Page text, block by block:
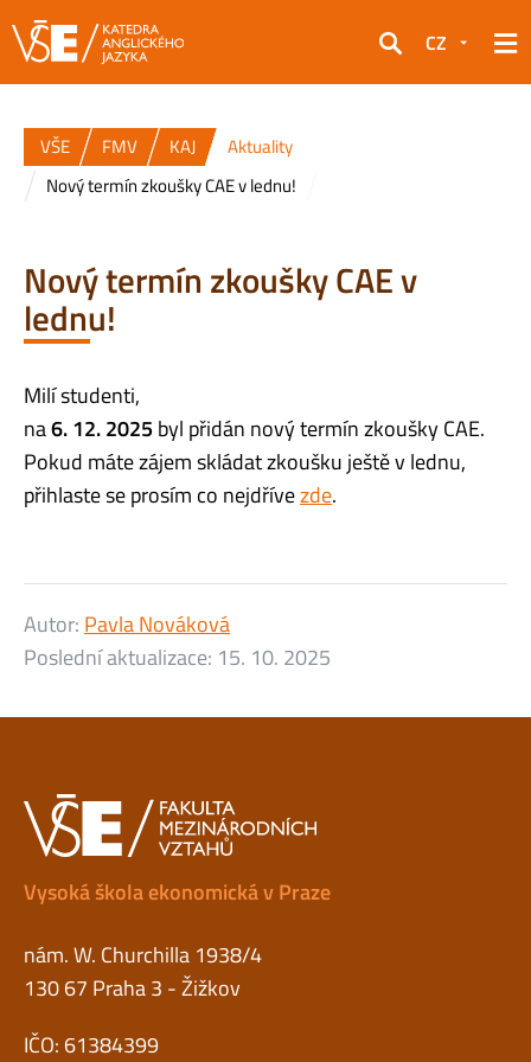
Hledat
CZ
VŠE FMV KAJ
Aktuality
Nový termín zkoušky CAE v lednu!
Nový termín zkoušky CAE v
lednu!
Milí studenti,
na6. 12. 2025 byl přidán nový termín zkoušky CAE.
Pokud máte zájem skládat zkoušku ještě v lednu,
přihlaste se prosím co nejdřívezde.
Autor: Pavla Nováková
Poslední aktualizace: 15. 10. 2025
Vysoká škola ekonomická v Praze
nám. W. Churchilla 1938/4
130 67 Praha 3 - Žižkov
IČO: 61384399